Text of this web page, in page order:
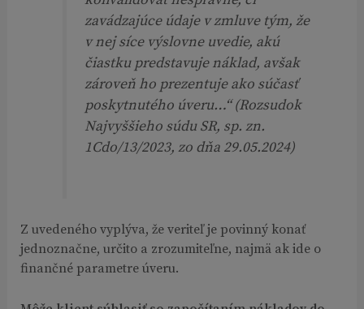
zavádzajúce údaje v zmluve tým, že
v nej síce výslovne uvedie, akú
čiastku predstavuje náklad, avšak
zároveň ho prezentuje ako súčasť
poskytnutého úveru…“(Rozsudok
Najvyššieho súdu SR, sp. zn.
1Cdo/13/2023, zo dňa 29.05.2024)
Z uvedeného vyplýva, že veriteľ je povinný konať
jednoznačne, určito a zrozumiteľne, najmä ak ide o
finančné parametre úveru.